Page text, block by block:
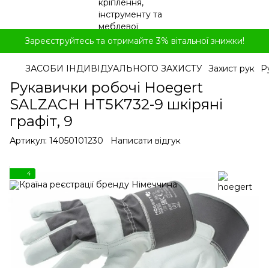
Зареєструйтесь та отримайте 3% вітальної знижки!
ЗАСОБИ ІНДИВІДУАЛЬНОГО ЗАХИСТУ Захист рук
Рукавички робочі Hoegert
SALZACH HT5K732-9 шкіряні
графіт, 9
Артикул: 14050101230 Написати відгук
4